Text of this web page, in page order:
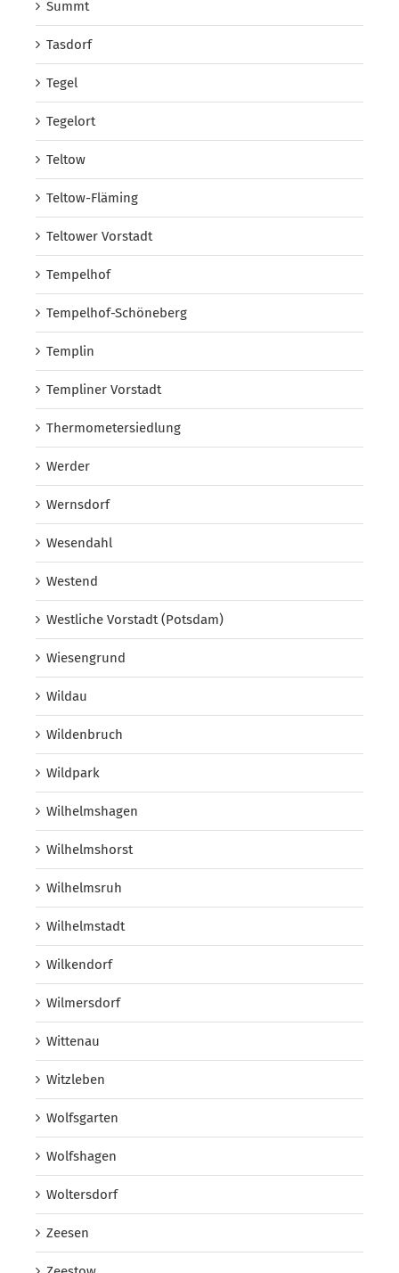
Summt
Tasdorf
Tegel
Tegelort
Teltow
Teltow-Fläming
Teltower Vorstadt
Tempelhof
Tempelhof-Schöneberg
Templin
Templiner Vorstadt
Thermometersiedlung
Werder
Wernsdorf
Wesendahl
Westend
Westliche Vorstadt (Potsdam)
Wiesengrund
Wildau
Wildenbruch
Wildpark
Wilhelmshagen
Wilhelmshorst
Wilhelmsruh
Wilhelmstadt
Wilkendorf
Wilmersdorf
Wittenau
Witzleben
Wolfsgarten
Wolfshagen
Woltersdorf
Zeesen